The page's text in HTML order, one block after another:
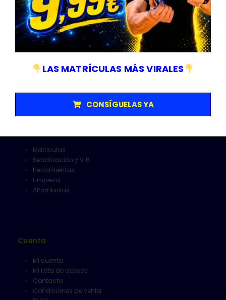
L-V: 9:00-14:30
Matriculas
Senalización y V16
Herramientas
Limpieza
Alfombrillas
Cuenta
Mi cuenta
Mi lista de deseos
Contacto
Condiciones de venta
LAS MATRÍCULAS MÁS VIRALES
CONSÍGUELAS YA